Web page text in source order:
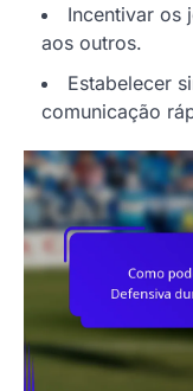
Incentivar os
aos outros.
Estabelecer
comunicação